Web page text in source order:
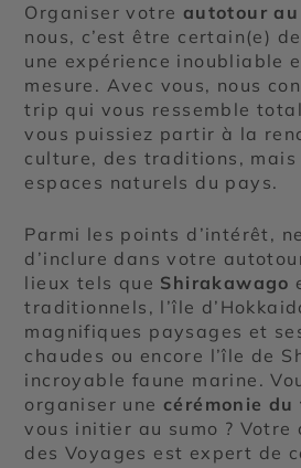
Organiser votre autotour au
nous, c’est être certain(e)
une expérience inoubliable
mesure. Avec vous, nous
trip qui vous ressemble
vous puissiez partir à la
culture, des traditions, mais
espaces naturels du pays.
Parmi les points d’intérêt,
d’inclure dans votre
lieux tels que Shirakawago
traditionnels, l’île
magnifiques paysages et
chaudes ou encore l’île de
incroyable faune marine.
organiser une cérémonie du
vous initier au sumo ? Votre
des Voyages est expert de